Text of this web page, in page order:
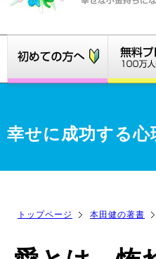
幸せに成功する心
トップページ 本田健の著書